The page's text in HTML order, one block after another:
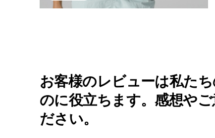
お客様のレビューは私た
のに役立ちます。感想や
ださい。